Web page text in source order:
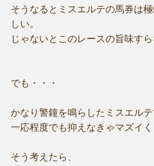
そうなるとミスエルテの馬券は
しい。
じゃないとこのレースの旨味すら
でも・・・
かなり警鐘を鳴らしたミスエルテ
一応程度でも抑えなきゃマズイく
そう考えたら、